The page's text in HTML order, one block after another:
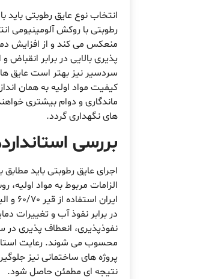
انتخاب نوع عایق رطوبتی باید
رطوبتی با روکش آلومینیومی
منعکس می کند و از افزایش
پذیری بالایی در برابر
سردسیر نیز بهتر است عایق
کیفیت مواد اولیه به همان
ماندگاری و دوام بیشتری
های نگهداری گردد.
بررسی
اجرای عایق رطوبتی باید
الزامات مربوط به مواد
در برابر نفوذ آب و تغییرات
نفوذپذیری، انعطاف پذیری در
محسوب می شوند. رعایت
پروژه های ساختمانی نیز
نتیجه ای مطمئن حاصل شود.